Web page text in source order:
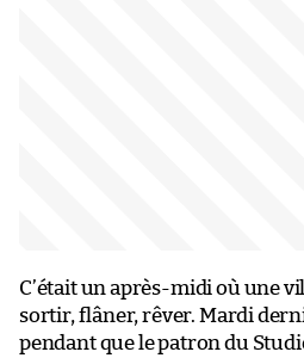
C’était un après-midi où une
sortir, flâner, rêver. Mardi
pendant que le patron du